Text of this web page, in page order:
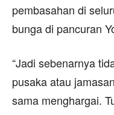
pembasahan di
bunga di pancuran
“Jadi sebenarnya
pusaka atau
sama menghargai.